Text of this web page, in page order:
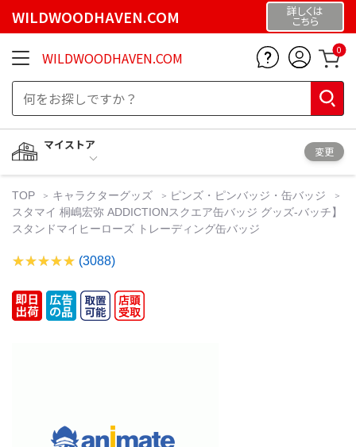
WILDWOODHAVEN.COM 詳しくは
こちら
WILDWOODHAVEN.COM 0
マイストア
変更
TOP キャラクターグッズ
ピンズ・ピンバッジ・缶バッジ
スタマイ 桐嶋宏弥 ADDICTIONスクエア缶バッジ グッズ-バッチ】
スタンドマイヒーローズ トレーディング缶バッジ
(3088)